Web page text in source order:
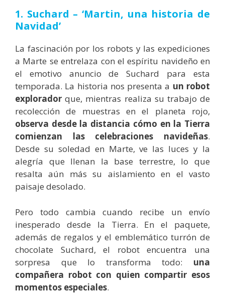
1. Suchard – ‘Martin, una historia de
Navidad’
La fascinación por los robots y las expediciones
a Marte se entrelaza con el espíritu navideño en
el emotivo anuncio de Suchard para esta
temporada. La historia nos presenta a un robot
explorador que, mientras realiza su trabajo de
recolección de muestras en el planeta rojo,
observa desde la distancia cómo en la Tierra
comienzan las celebraciones navideñas.
Desde su soledad en Marte, ve las luces y la
alegría que llenan la base terrestre, lo que
resalta aún más su aislamiento en el vasto
paisaje desolado.
Pero todo cambia cuando recibe un envío
inesperado desde la Tierra. En el paquete,
además de regalos y el emblemático turrón de
chocolate Suchard, el robot encuentra una
sorpresa que lo transforma todo: una
compañera robot con quien compartir esos
momentos especiales.